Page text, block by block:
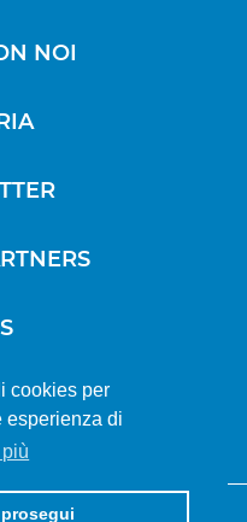
cookies per
esperienza di
NOI
Reserved, Sitas